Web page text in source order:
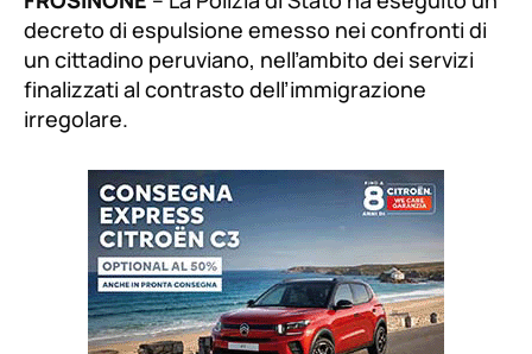
decreto di espulsione emesso nei confronti di
un cittadino peruviano, nell’ambito dei servizi
finalizzati al contrasto dell’immigrazione
irregolare.